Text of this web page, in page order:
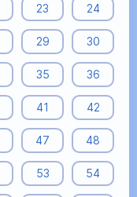
23 24
29 30
35 36
41 42
47 48
53 54